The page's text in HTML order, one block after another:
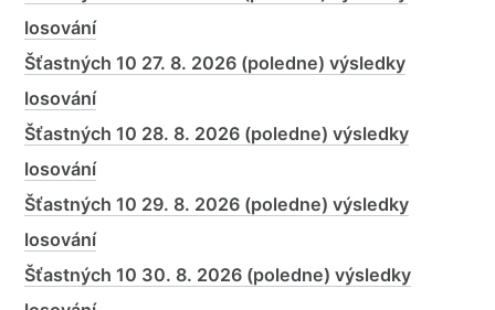
losování
Šťastných 10 27. 8. 2026 (poledne) výsledky
losování
Šťastných 10 28. 8. 2026 (poledne) výsledky
losování
Šťastných 10 29. 8. 2026 (poledne) výsledky
losování
Šťastných 10 30. 8. 2026 (poledne) výsledky